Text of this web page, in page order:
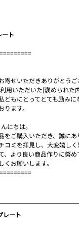
ート
寄せいただきありがとう
用いただいた[褒められた
どもにとってとても励み
ます。
にちは。
をご購入いただき、誠に
コミを拝見し、大変嬉し
、より良い商品作りに努
くお願いします。
レート